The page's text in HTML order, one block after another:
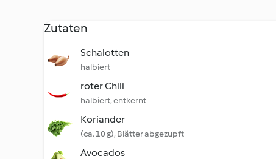
Zutaten
Schalotten
halbiert
roter Chili
halbiert, entkernt
Koriander
(ca. 10 g), Blätter abgezupft
Avocados